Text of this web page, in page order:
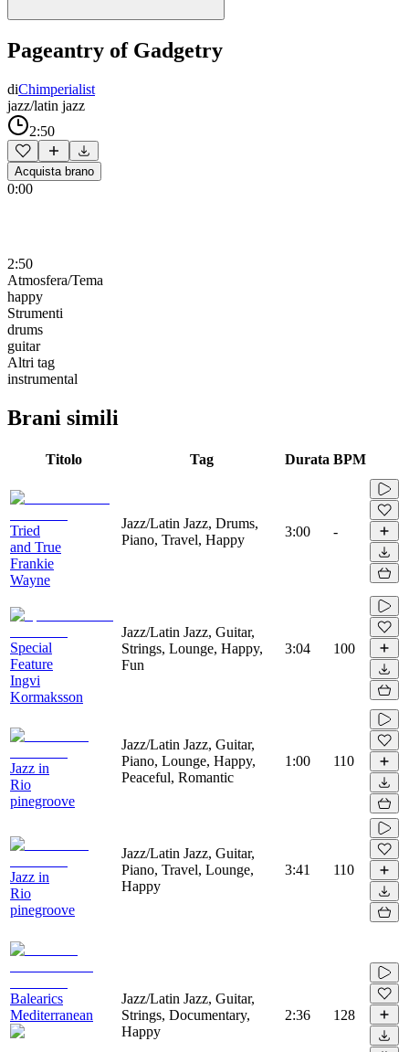
Pageantry of Gadgetry
diChimperialist
jazz/latin jazz
2:50
Acquista brano
0:00
2:50
Atmosfera/Tema
happy
Strumenti
drums
guitar
Altri tag
instrumental
Brani simili
Titolo Tag Durata BPM
Tried
and True
Frankie
Wayne
Jazz/Latin Jazz, Drums,
Piano, Travel, Happy
3:00 -
Special
Feature
Ingvi
Kormaksson
Jazz/Latin Jazz, Guitar,
Strings, Lounge, Happy,
Fun
3:04 100
Jazz in
Rio
pinegroove
Jazz/Latin Jazz, Guitar,
Piano, Lounge, Happy,
Peaceful, Romantic
1:00 110
Jazz in
Rio
pinegroove
Jazz/Latin Jazz, Guitar,
Piano, Travel, Lounge,
Happy
3:41 110
Balearics
Mediterranean
Jazz/Latin Jazz, Guitar,
Strings, Documentary,
Happy
2:36 128